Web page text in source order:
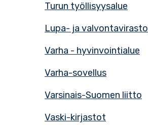
Turun työllisyysalue
Lupa- ja valvontavirasto
Varha - hyvinvointialue
Varha-sovellus
Varsinais-Suomen liitto
Vaski-kirjastot